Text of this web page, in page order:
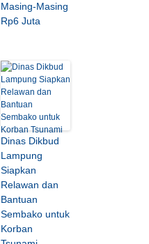
Masing-Masing
Rp6 Juta
Dinas Dikbud
Lampung
Siapkan
Relawan dan
Bantuan
Sembako untuk
Korban